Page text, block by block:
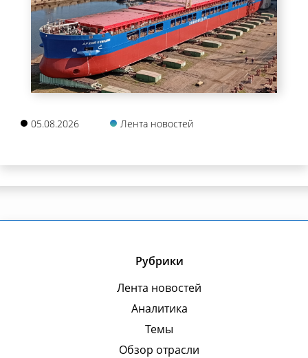
05.08.2026 Лента новостей
Рубрики
Лента новостей
Аналитика
Темы
Обзор отрасли